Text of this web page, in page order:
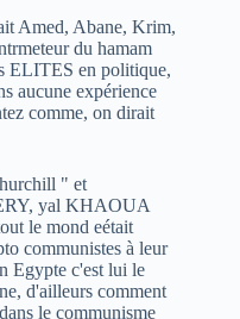
Amed, Abane, Krim,
du hamam
ELITES en politique,
aucune expérience
comme, on dirait
" et
yal KHAOUA
le mond eétait
communistes à leur
Egypte c'est lui le
d'ailleurs comment
le communisme